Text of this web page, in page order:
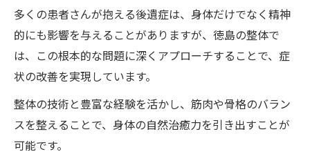
多くの患者さんが抱える後遺症は、身体だけでなく精神
的にも影響を与えることがありますが、徳島の整体で
は、この根本的な問題に深くアプローチすることで、症
状の改善を実現しています。
整体の技術と豊富な経験を活かし、筋肉や骨格のバラン
スを整えることで、身体の自然治癒力を引き出すことが
可能です。